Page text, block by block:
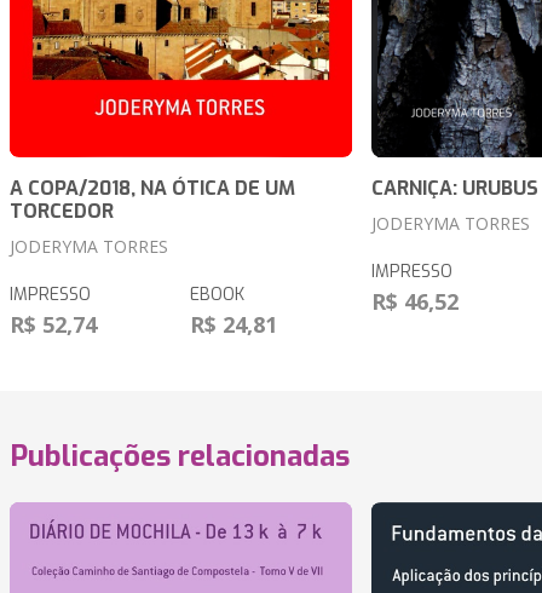
A COPA/2018, NA ÓTICA DE UM
TORCEDOR
JODERYMA TORRES
IMPRESSO
R$ 52,74
EBOOK
R$ 24,81
CARNIÇA:
JODERYMA TORRES
IMPRESSO
R$ 46,52
Publicações relacionadas